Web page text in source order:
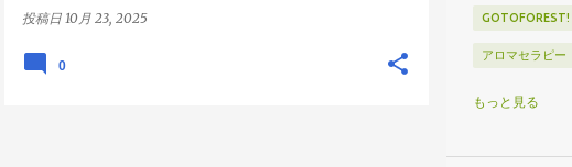
投稿日 10月 23, 2025
0
GOTOFOREST!
アロマセラピー
もっと見る